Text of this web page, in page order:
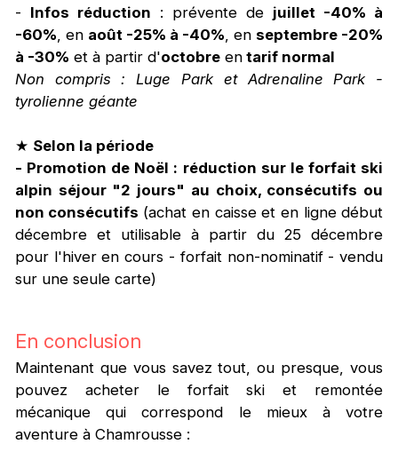
- Infos réduction : prévente de juillet -40% à
-60%, en août -25% à -40%, enseptembre -20%
à -30% et à partir d'octobreentarif normal
Non compris : Luge Park et Adrenaline Park -
tyrolienne géante
★ Selon la période
- Promotion de Noël : réduction sur le forfait ski
alpin séjour "2 jours" au choix, consécutifs ou
non consécutifs (achat en caisse et en ligne début
décembre et utilisable à partir du 25 décembre
pour l'hiver en cours - forfait non-nominatif - vendu
sur une seule carte)
En conclusion
Maintenant que vous savez tout, ou presque, vous
pouvez acheter le forfait ski et remontée
mécanique qui correspond le mieux à votre
aventure à Chamrousse :